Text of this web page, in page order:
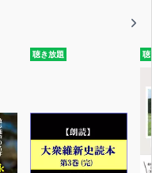
幅広いシチュエーシ
さい。
んだん眠くなる
法を模索中
き目の疲れが気にな
聴き放題 聴